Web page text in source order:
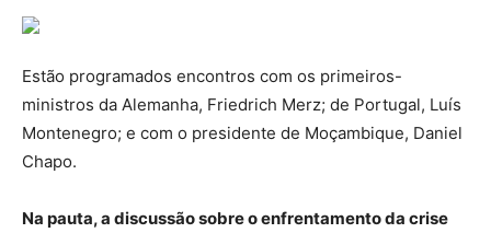
Estão programados encontros com os primeiros-
ministros da Alemanha, Friedrich Merz; de Portugal, Luís
Montenegro; e com o presidente de Moçambique, Daniel
Chapo.
Na pauta, a discussão sobre o enfrentamento da crise